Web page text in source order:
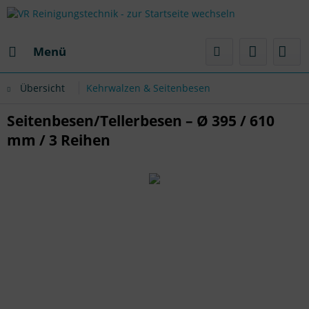
Menü
Übersicht Kehrwalzen & Seitenbesen
Seitenbesen/Tellerbesen – Ø 395 / 610
mm / 3 Reihen